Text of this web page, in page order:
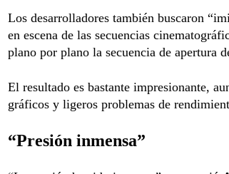
Los desarrolladores también buscaron
en escena de las secuencias
plano por plano la secuencia de apertura
El resultado es bastante impresionante,
gráficos y ligeros problemas de
“Presión inmensa”